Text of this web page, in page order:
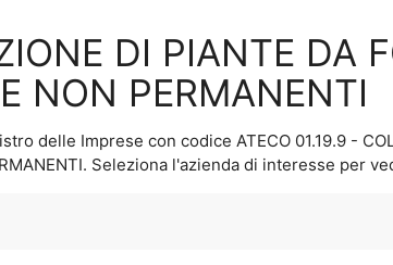
DI PIANTE DA
NON PERMANENTI
delle Imprese con codice ATECO 01.19.9 -
. Seleziona l'azienda di interesse per